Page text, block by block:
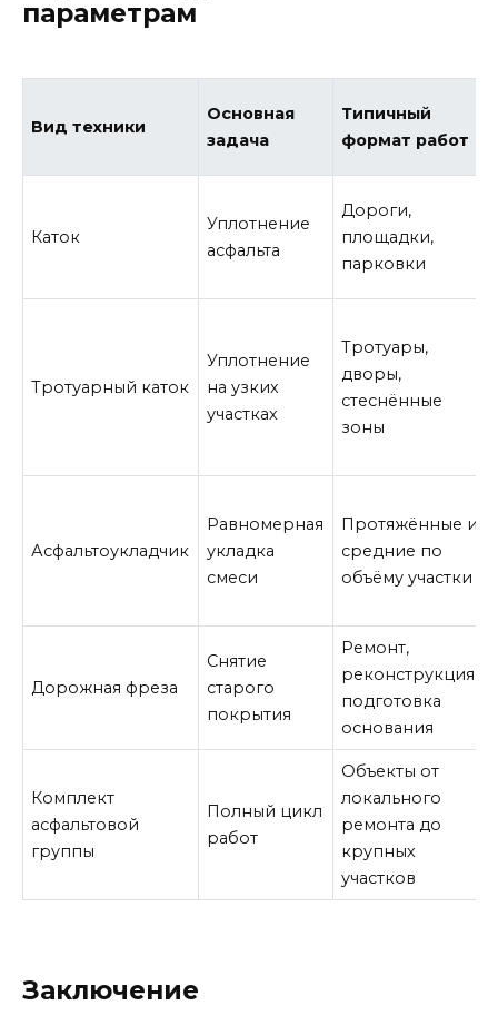
параметрам
Вид техники
Основная
задача
Типичный
формат работ
Каток
Уплотнение
асфальта
Дороги,
площадки,
парковки
Тротуарный каток
Уплотнение
на узких
участках
Тротуары,
дворы,
стеснённые
зоны
Асфальтоукладчик
Равномерная
укладка
смеси
Протяжённые и
средние по
объёму участки
Дорожная фреза
Снятие
старого
покрытия
Ремонт,
реконструкция,
подготовка
основания
Комплект
асфальтовой
группы
Полный цикл
работ
Объекты от
локального
ремонта до
крупных
участков
Заключение